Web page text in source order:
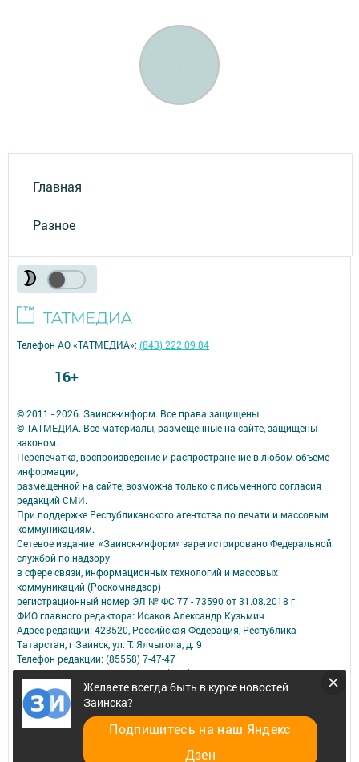
Главная
Разное
Желаете всегда быть в курсе новостей
Заинска?
Подпишитесь на наш Яндекс
Дзен
© 2011 - 2026. Заинск-информ. Все права защищены.
© ТАТМЕДИА. Все материалы, размещенные на сайте, защищены
законом.
Перепечатка, воспроизведение и распространение в любом объеме
информации,
размещенной на сайте, возможна только с письменного согласия
редакций СМИ.
При поддержке Республиканского агентства по печати и массовым
коммуникациям.
Сетевое издание: «Заинск-информ» зарегистрировано Федеральной
службой по надзору
в сфере связи, информационных технологий и массовых
коммуникаций (Роскомнадзор) —
регистрационный номер ЭЛ № ФС 77 - 73590 от 31.08.2018 г
ФИО главного редактора: Исаков Александр Кузьмич
Адрес редакции: 423520, Российская Федерация, Республика
Татарстан, г Заинск, ул. Т. Ялчыгола, д. 9
Телефон редакции: (85558) 7-47-47
Электронная почта редакции: zainsk-inform@yandex.ru
Для сообщений о фактах коррупции: zainsk-inform@yandex.ru
Учредитель СМИ: АО «ТАТМЕДИА»
Антикоррупционная политика
Телефон АО «ТАТМЕДИА»:(843) 222 09 84
16+